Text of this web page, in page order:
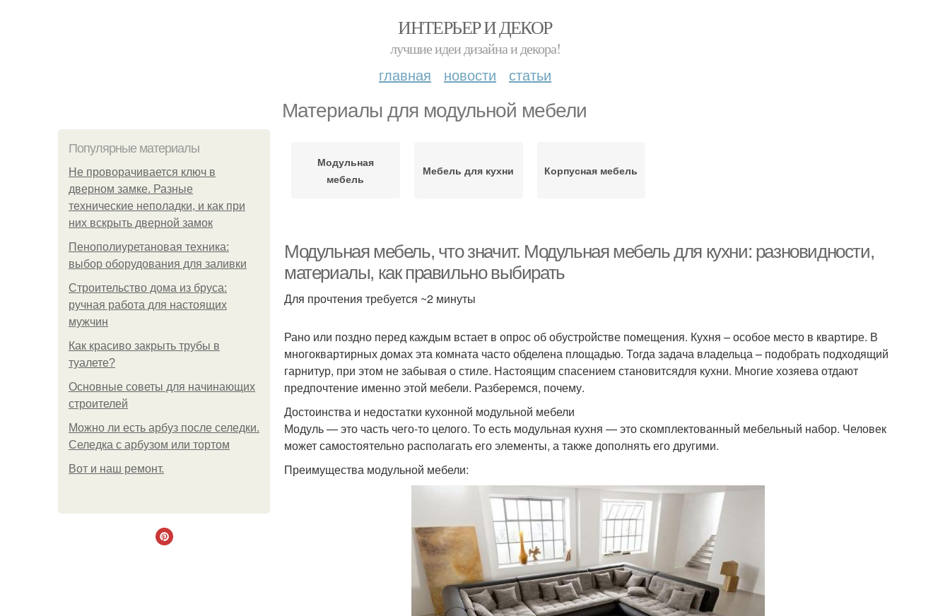
ИНТЕРЬЕР И ДЕКОР
лучшие идеи дизайна и декора!
главная новости статьи
Материалы для модульной мебели
Популярные материалы
Не проворачивается ключ в
дверном замке. Разные
технические неполадки, и как при
них вскрыть дверной замок
Пенополиуретановая техника:
выбор оборудования для заливки
Строительство дома из бруса:
ручная работа для настоящих
мужчин
Как красиво закрыть трубы в
туалете?
Основные советы для начинающих
строителей
Можно ли есть арбуз после селедки.
Селедка с арбузом или тортом
Boт и наш ремoнт.
Модульная
мебель
Мебель для кухни Корпусная мебель
Модульная мебель, что значит. Модульная мебель для кухни: разновидности,
материалы, как правильно выбирать
Для прочтения требуется ~2 минуты
Рано или поздно перед каждым встает в опрос об обустройстве помещения. Кухня – особое место в квартире. В
многоквартирных домах эта комната часто обделена площадью. Тогда задача владельца – подобрать подходящий
гарнитур, при этом не забывая о стиле. Настоящим спасением становитсядля кухни. Многие хозяева отдают
предпочтение именно этой мебели. Разберемся, почему.
Достоинства и недостатки кухонной модульной мебели
Модуль — это часть чего-то целого. То есть модульная кухня — это скомплектованный мебельный набор. Человек
может самостоятельно располагать его элементы, а также дополнять его другими.
Преимущества модульной мебели: